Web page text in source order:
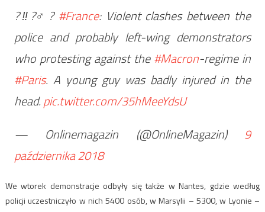
?‼?‍♂️? #France: Violent clashes between the
police and probably left-wing demonstrators
who protesting against the#Macron-regime in
#Paris. A young guy was badly injured in the
head.pic.twitter.com/35hMeeYdsU
— Onlinemagazin (@OnlineMagazin) 9
października 2018
We wtorek demonstracje odbyły się także w Nantes, gdzie według
policji uczestniczyło w nich 5400 osób, w Marsylii – 5300, w Lyonie –